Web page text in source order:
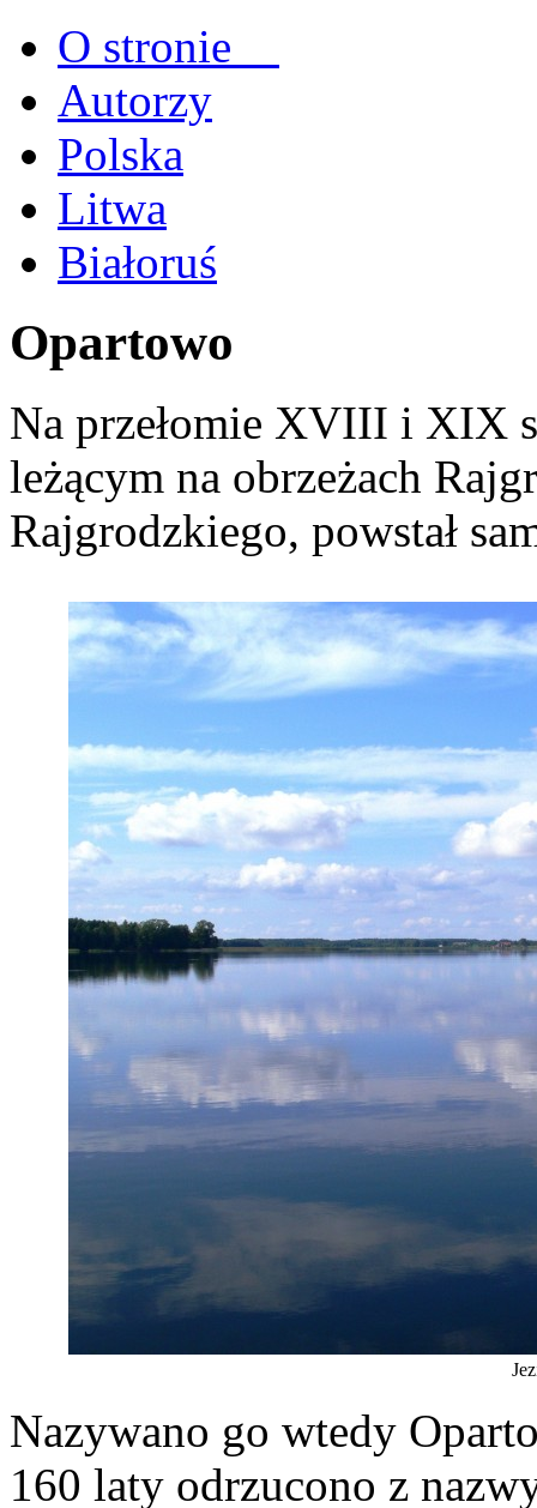
O stronie
Autorzy
Polska
Litwa
Białoruś
Opartowo
Na przełomie XVIII i XIX
leżącym na obrzeżach
Rajgrodzkiego, powstał
Nazywano go wtedy
160 laty odrzucono z